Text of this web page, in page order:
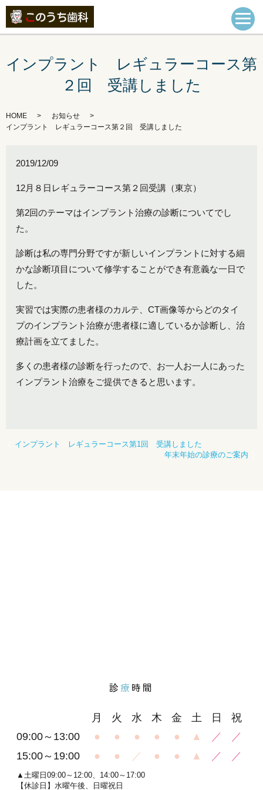
インプラント レギュラーコース第
２回 受講しました
HOME
お知らせ
インプラント レギュラーコース第２回 受講しました
2019/12/09
12月８日 レギュラーコース第２回受講 （東京）
第2回のテーマはインプラント治療の診断についてでし
た。
診断は私の専門分野ですが新しいインプラントに対する細
かな診断項目について修学することができ有意義な一日で
した。
実習では実際の患者様のカルテ、CT画像等からどのタイ
プのインプラント治療が患者様に適しているか診断し、治
療計画を立てました。
多くの患者様の診断を行ったので、お一人お一人にあった
インプラント治療をご提供できると思います。
インプラント レギュラーコース第1回 受講しました
年末年始の診療のご案内
診 療 時間
月 火 水 木 金 土 日
祝
09:00～13:00
● ● ● ● ● ▲ ／
／
15:00～19:00
● ● ／ ● ● ▲ ／ ／
▲土曜日09:00～12:00、14:00～17:00
【休診日】水曜午後、日曜祝日